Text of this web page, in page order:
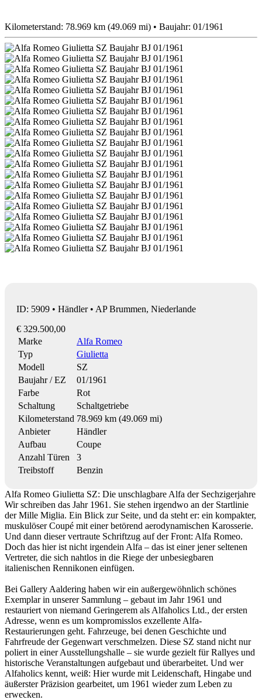
Kilometerstand: 78.969 km (49.069 mi) • Baujahr: 01/1961
ID: 5909 • Händler • AP Brummen, Niederlande
€ 329.500,00
Marke
Alfa Romeo
Typ
Giulietta
Modell
SZ
Baujahr / EZ
01/1961
Farbe
Rot
Schaltung
Schaltgetriebe
Kilometerstand 78.969 km (49.069 mi)
Anbieter
Händler
Aufbau
Coupe
Anzahl Türen
3
Treibstoff
Benzin
Alfa Romeo Giulietta SZ: Die unschlagbare Alfa der Sechzigerjahre
Wir schreiben das Jahr 1961. Sie stehen irgendwo an der Startlinie
der Mille Miglia. Ein Blick zur Seite, und da steht er: ein kompakter,
muskulöser Coupé mit einer betörend aerodynamischen Karosserie.
Und dann dieser vertraute Schriftzug auf der Front: Alfa Romeo.
Doch das hier ist nicht irgendein Alfa – das ist einer jener seltenen
Vertreter, die sich nahtlos in die Riege der unbesiegbaren
italienischen Rennikonen einfügen.
Bei Gallery Aaldering haben wir ein außergewöhnlich schönes
Exemplar in unserer Sammlung – gebaut im Jahr 1961 und
restauriert von niemand Geringerem als Alfaholics Ltd., der ersten
Adresse, wenn es um kompromisslos exzellente Alfa-
Restaurierungen geht. Fahrzeuge, bei denen Geschichte und
Fahrfreude der Gegenwart verschmelzen. Diese SZ stand nicht nur
poliert in einer Ausstellungshalle – sie wurde gezielt für Rallyes und
historische Veranstaltungen aufgebaut und überarbeitet. Und wer
Alfaholics kennt, weiß: Hier wurde mit Leidenschaft, Hingabe und
äußerster Präzision gearbeitet, um 1961 wieder zum Leben zu
erwecken.